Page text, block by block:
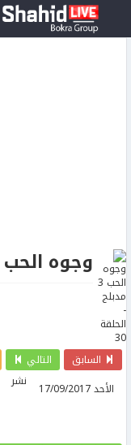
وجوه الحب 3 مدبلج - الحلقة 30
السابق التالي
نشر
الأحد 17/09/2017